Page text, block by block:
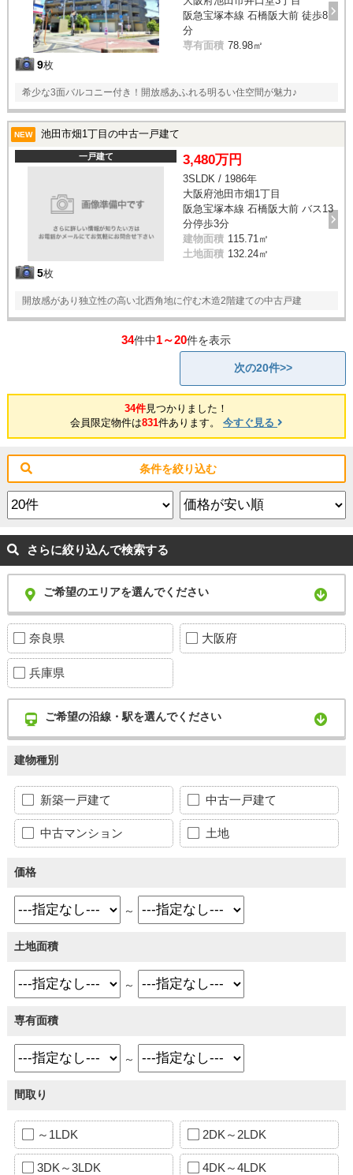
9枚
阪急宝塚本線 石橋阪大前 徒歩8
分
専有面積 78.98㎡
希少な3面バルコニー付き！開放感あふれる明るい住空間が魅力♪
NEW 池田市畑1丁目の中古一戸建て
一戸建て
5枚
3,480万円
3SLDK / 1986年
大阪府池田市畑1丁目
阪急宝塚本線 石橋阪大前 バス13
分停歩3分
建物面積 115.71㎡
土地面積 132.24㎡
開放感があり独立性の高い北西角地に佇む木造2階建ての中古戸建
34件中1～20件を表示
次の20件>>
34件見つかりました！
会員限定物件は831件あります。 今すぐ見る
条件を絞り込む
さらに絞り込んで検索する
ご希望のエリアを選んでください
奈良県 大阪府
兵庫県
ご希望の沿線・駅を選んでください
建物種別
新築一戸建て 中古一戸建て
中古マンション 土地
価格
～
土地面積
～
専有面積
～
間取り
～1LDK 2DK～2LDK
3DK～3LDK 4DK～4LDK